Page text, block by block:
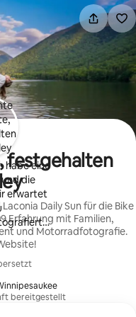
festgehalten
Daily Sun für die Bike
Erfahrung mit Familien,
und Motorradfotografie.
bereitgestellt
habe eine
die
erwartet
Sie
als